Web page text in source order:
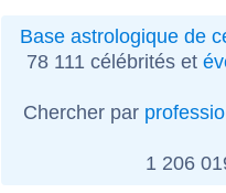
Base astrologique de
78 111 célébrités et
Chercher par
1 206